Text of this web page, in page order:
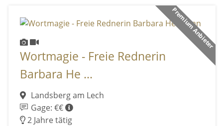
Premium Anbieter
Wortmagie - Freie Rednerin
Barbara He ...
Landsberg am Lech
Gage: €€
2 Jahre tätig